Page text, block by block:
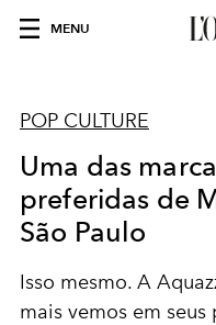
MENU
POP CULTURE
Uma das
preferidas de
São Paulo
Isso mesmo. A
mais vemos em